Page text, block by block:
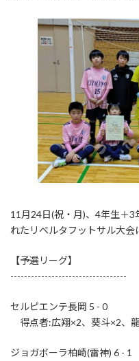
新
日
時
:
11月24日(祝・月)、4年生＋
れたリベルタフットサル大会
【予選リーグ】
----------------------------------
セルピエンテ長岡 5 - 0
得点者:広翔×2、葵斗×2、
ジョガボーラ柏崎(雷神) 6 - 1